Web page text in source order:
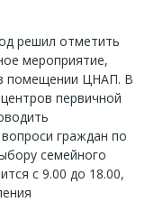
решил отметить
мероприятие,
помещении ЦНАП. В
первичной
граждан по
семейного
с 9.00 до 18.00,